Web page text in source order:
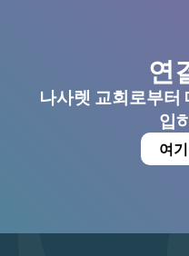
연
나사렛 교회로부터
입
여